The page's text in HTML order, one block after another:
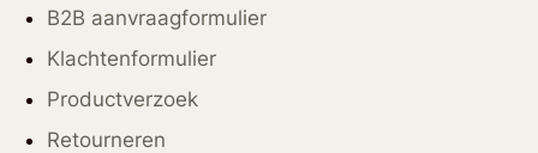
B2B aanvraagformulier
Klachtenformulier
Productverzoek
Retourneren